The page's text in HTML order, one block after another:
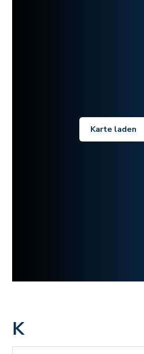
Karte laden
K